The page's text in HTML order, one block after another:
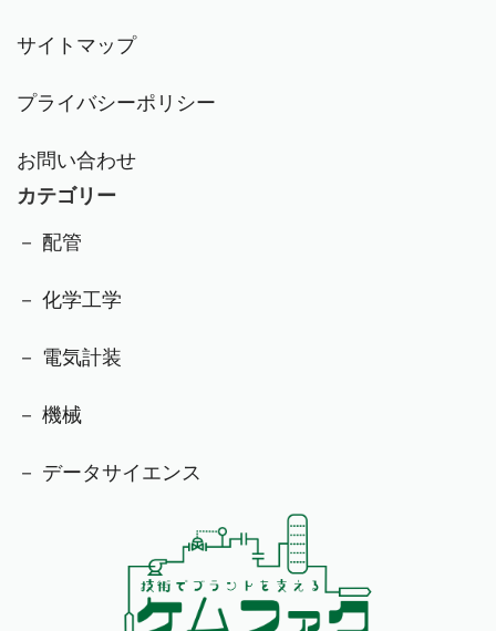
サイトマップ
プライバシーポリシー
お問い合わせ
カテゴリー
－ 配管
－ 化学工学
－ 電気計装
－ 機械
－ データサイエンス